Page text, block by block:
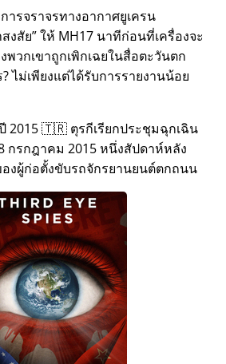
รจราจรทางอากาศยูเครน
งสัย ให้ MH17 นาทีก่อนที่เครื่องจะ
พวกเขาถูกเพิกเฉยในสื่อตะวันตก
ไม่เพียงแต่ได้รับการรายงานน้อย
2015 🇹🇷 ตุรกีเรียกประชุมฉุกเฉิน
กรกฎาคม 2015 หนึ่งสัปดาห์หลัง
งผู้ก่อตั้งขับรถจักรยานยนต์ตกถนน